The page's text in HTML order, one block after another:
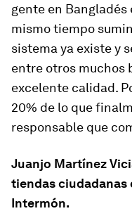
gente en
mismo tiempo
sistema ya existe y
entre otros muchos
excelente calidad.
20% de lo que
responsable que
Juanjo Martínez
tiendas ciudadanas
Intermón.